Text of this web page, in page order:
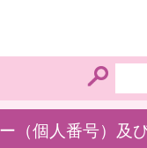
（個人番号）及